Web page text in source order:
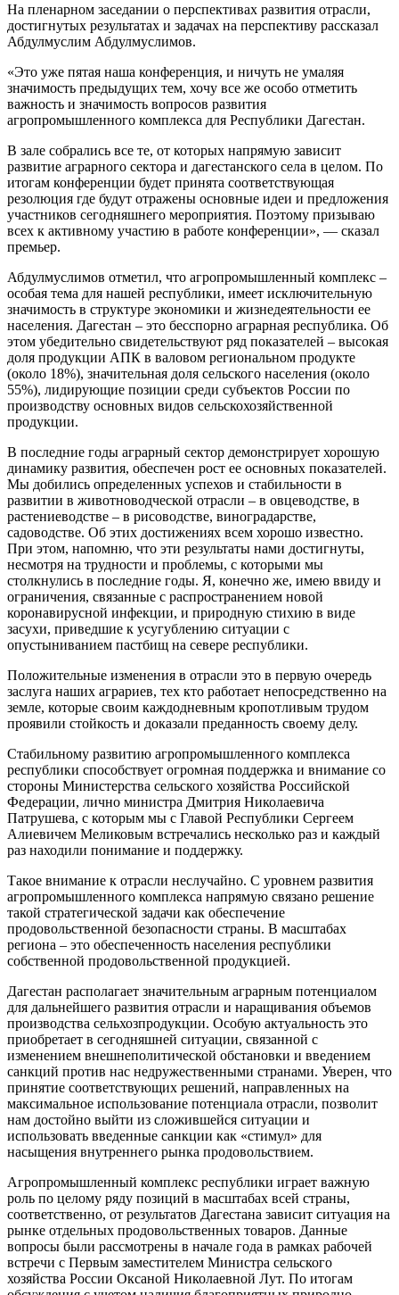
На пленарном заседании о перспективах развития отрасли,
достигнутых результатах и задачах на перспективу рассказал
Абдулмуслим Абдулмуслимов.
«Это уже пятая наша конференция, и ничуть не умаляя
значимость предыдущих тем, хочу все же особо отметить
важность и значимость вопросов развития
агропромышленного комплекса для Республики Дагестан.
В зале собрались все те, от которых напрямую зависит
развитие аграрного сектора и дагестанского села в целом. По
итогам конференции будет принята соответствующая
резолюция где будут отражены основные идеи и предложения
участников сегодняшнего мероприятия. Поэтому призываю
всех к активному участию в работе конференции», — сказал
премьер.
Абдулмуслимов отметил, что агропромышленный комплекс –
особая тема для нашей республики, имеет исключительную
значимость в структуре экономики и жизнедеятельности ее
населения. Дагестан – это бесспорно аграрная республика. Об
этом убедительно свидетельствуют ряд показателей – высокая
доля продукции АПК в валовом региональном продукте
(около 18%), значительная доля сельского населения (около
55%), лидирующие позиции среди субъектов России по
производству основных видов сельскохозяйственной
продукции.
В последние годы аграрный сектор демонстрирует хорошую
динамику развития, обеспечен рост ее основных показателей.
Мы добились определенных успехов и стабильности в
развитии в животноводческой отрасли – в овцеводстве, в
растениеводстве – в рисоводстве, виноградарстве,
садоводстве. Об этих достижениях всем хорошо известно.
При этом, напомню, что эти результаты нами достигнуты,
несмотря на трудности и проблемы, с которыми мы
столкнулись в последние годы. Я, конечно же, имею ввиду и
ограничения, связанные с распространением новой
коронавирусной инфекции, и природную стихию в виде
засухи, приведшие к усугублению ситуации с
опустыниванием пастбищ на севере республики.
Положительные изменения в отрасли это в первую очередь
заслуга наших аграриев, тех кто работает непосредственно на
земле, которые своим каждодневным кропотливым трудом
проявили стойкость и доказали преданность своему делу.
Стабильному развитию агропромышленного комплекса
республики способствует огромная поддержка и внимание со
стороны Министерства сельского хозяйства Российской
Федерации, лично министра Дмитрия Николаевича
Патрушева, с которым мы с Главой Республики Сергеем
Алиевичем Меликовым встречались несколько раз и каждый
раз находили понимание и поддержку.
Такое внимание к отрасли неслучайно. С уровнем развития
агропромышленного комплекса напрямую связано решение
такой стратегической задачи как обеспечение
продовольственной безопасности страны. В масштабах
региона – это обеспеченность населения республики
собственной продовольственной продукцией.
Дагестан располагает значительным аграрным потенциалом
для дальнейшего развития отрасли и наращивания объемов
производства сельхозпродукции. Особую актуальность это
приобретает в сегодняшней ситуации, связанной с
изменением внешнеполитической обстановки и введением
санкций против нас недружественными странами. Уверен, что
принятие соответствующих решений, направленных на
максимальное использование потенциала отрасли, позволит
нам достойно выйти из сложившейся ситуации и
использовать введенные санкции как «стимул» для
насыщения внутреннего рынка продовольствием.
Агропромышленный комплекс республики играет важную
роль по целому ряду позиций в масштабах всей страны,
соответственно, от результатов Дагестана зависит ситуация на
рынке отдельных продовольственных товаров. Данные
вопросы были рассмотрены в начале года в рамках рабочей
встречи с Первым заместителем Министра сельского
хозяйства России Оксаной Николаевной Лут. По итогам